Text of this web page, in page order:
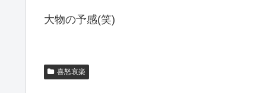
大物の予感(笑)
喜怒哀楽